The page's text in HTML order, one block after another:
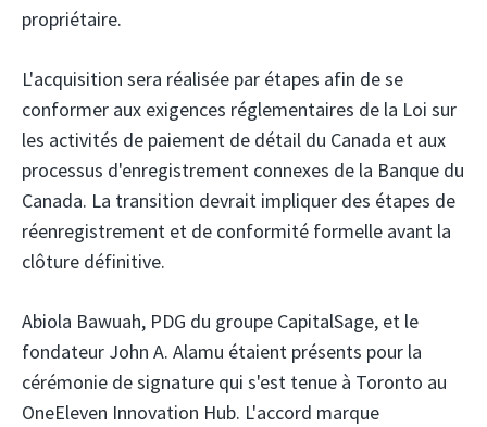
propriétaire.
L'acquisition sera réalisée par étapes afin de se
conformer aux exigences réglementaires de la Loi sur
les activités de paiement de détail du Canada et aux
processus d'enregistrement connexes de la Banque du
Canada. La transition devrait impliquer des étapes de
réenregistrement et de conformité formelle avant la
clôture définitive.
Abiola Bawuah, PDG du groupe CapitalSage, et le
fondateur John A. Alamu étaient présents pour la
cérémonie de signature qui s'est tenue à Toronto au
OneEleven Innovation Hub. L'accord marque